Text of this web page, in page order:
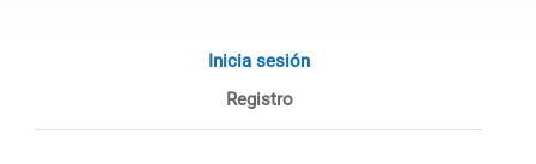
Inicia sesión
Registro